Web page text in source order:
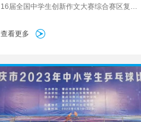
16届全国中学生创新作文大赛综合赛区复赛
中，刘珂含同学获得特等奖，黄科援同学、廖
地的小伙伴一决高下。
查看更多